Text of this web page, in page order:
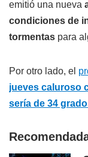
emitió una nueva
condiciones de
tormentas para
Por otro lado, el
jueves caluroso
sería de 34